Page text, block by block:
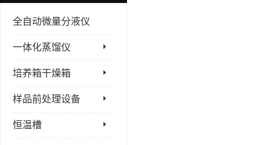
全自动微量分液仪
一体化蒸馏仪
培养箱干燥箱
样品前处理设备
恒温槽